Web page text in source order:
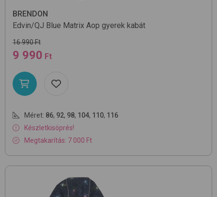
BRENDON
Edvin/QJ Blue Matrix Aop gyerek kabát
16 990 Ft
9 990 Ft
Méret: 86, 92, 98, 104, 110, 116
Készletkisöprés!
Megtakarítás: 7 000 Ft